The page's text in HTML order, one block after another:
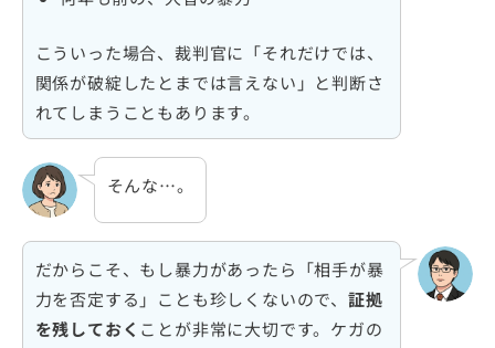
こういった場合、裁判官に「それだけでは、
関係が破綻したとまでは言えない」と判断さ
れてしまうこともあります。
そんな…。
だからこそ、もし暴力があったら「相手が暴
力を否定する」ことも珍しくないので、 証拠
を残しておく ことが非常に大切です。ケガの